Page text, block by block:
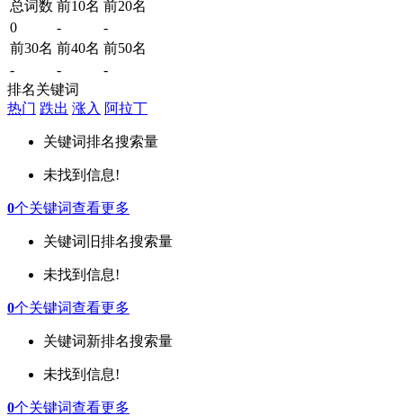
总词数 前10名 前20名
0
-
-
前30名 前40名 前50名
-
-
-
排名关键词
热门 跌出 涨入 阿拉丁
关键词排名搜索量
未找到信息!
0个关键词查看更多
关键词 旧排名搜索量
未找到信息!
0个关键词查看更多
关键词新排名搜索量
未找到信息!
0个关键词查看更多